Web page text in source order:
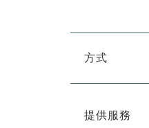
方式
提供服務